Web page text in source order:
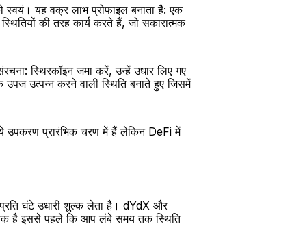
स्वयं। यह वक्र लाभ प्रोफाइल बनाता है: एक
की तरह कार्य करते हैं, जो सकारात्मक
स्थिरकॉइन जमा करें, उन्हें उधार लिए गए
उपज उत्पन्न करने वाली स्थिति बनाते हुए जिसमें
ये उपकरण प्रारंभिक चरण में हैं लेकिन DeFi में
घंटे उधारी शुल्क लेता है। dYdX और
है इससे पहले कि आप लंबे समय तक स्थिति